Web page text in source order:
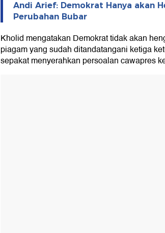
Andi Arief: Demokrat Hanya akan
Perubahan Bubar
Kholid mengatakan Demokrat tidak akan
piagam yang sudah ditandatangani ketiga
sepakat menyerahkan persoalan cawapres